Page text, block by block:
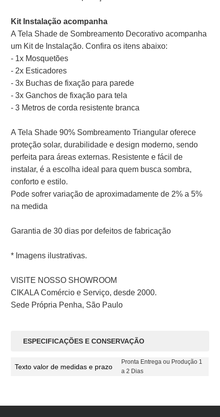
Kit Instalação acompanha
A Tela Shade de Sombreamento Decorativo acompanha
um Kit de Instalação. Confira os itens abaixo:
- 1x Mosquetões
- 2x Esticadores
- 3x Buchas de fixação para parede
- 3x Ganchos de fixação para tela
- 3 Metros de corda resistente branca
A Tela Shade 90% Sombreamento Triangular oferece
proteção solar, durabilidade e design moderno, sendo
perfeita para áreas externas. Resistente e fácil de
instalar, é a escolha ideal para quem busca sombra,
conforto e estilo.
Pode sofrer variação de aproximadamente de 2% a 5%
na medida
Garantia de 30 dias por defeitos de fabricação
* Imagens ilustrativas.
VISITE NOSSO SHOWROOM
CIKALA Comércio e Serviço, desde 2000.
Sede Própria Penha, São Paulo
ESPECIFICAÇÕES E CONSERVAÇÃO
Texto valor de medidas e prazo
Pronta Entrega ou Produção 1
a 2 Dias